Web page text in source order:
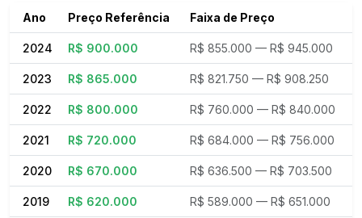
Ano Preço Referência Faixa de Preço
2024 R$ 900.000 R$ 855.000 — R$ 945.000
2023 R$ 865.000 R$ 821.750 — R$ 908.250
2022 R$ 800.000 R$ 760.000 — R$ 840.000
2021 R$ 720.000 R$ 684.000 — R$ 756.000
2020 R$ 670.000 R$ 636.500 — R$ 703.500
2019 R$ 620.000 R$ 589.000 — R$ 651.000